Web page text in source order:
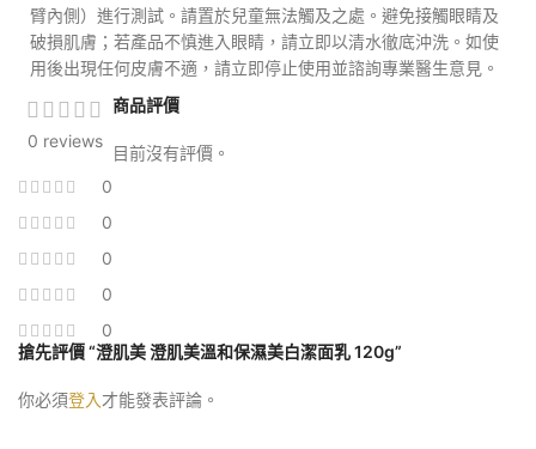
臂內側）進行測試。請置於兒童無法觸及之處。避免接觸眼睛及
破損肌膚；若產品不慎進入眼睛，請立即以清水徹底沖洗。如使
用後出現任何皮膚不適，請立即停止使用並諮詢專業醫生意見。
0 reviews
0
0
0
0
0
商品評價
目前沒有評價。
搶先評價 “澄肌美 澄肌美溫和保濕美白潔面乳 120g”
你必須登入 才能發表評論。